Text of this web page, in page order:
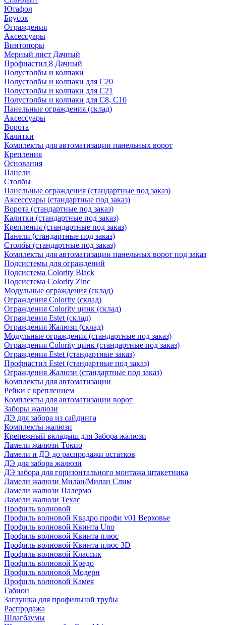
Ютафол
Брусок
Ограждения
Аксессуары
Винтопоры
Мерный лист Дачный
Профнастил 8 Дачный
Полустолбы и колпаки
Полустолбы и колпаки для С20
Полустолбы и колпаки для С21
Полустолбы и колпаки для С8, С10
Панельные ограждения (склад)
Аксессуары
Ворота
Калитки
Комплекты для автоматизации панельных ворот
Крепления
Основания
Панели
Столбы
Панельные ограждения (стандартные под заказ)
Аксессуары (стандартные под заказ)
Ворота (стандартные под заказ)
Калитки (стандартные под заказ)
Крепления (стандартные под заказ)
Панели (стандартные под заказ)
Столбы (стандартные под заказ)
Комплекты для автоматизации панельных ворот под заказ
Подсистемы для ограждений
Подсистема Colority Black
Подсистема Colority Zinc
Модульные ограждения (склад)
Ограждения Colority (склад)
Ограждения Colority цинк (склад)
Ограждения Estet (склад)
Ограждения Жалюзи (склад)
Модульные ограждения (стандартные под заказ)
Ограждения Colority цинк (стандартные под заказ)
Ограждения Estet (стандартные заказ)
Профнастил Estet (стандартные под заказ)
Ограждения Жалюзи (стандартные под заказ)
Комплекты для автоматизации
Рейки с креплением
Комплекты для автоматизации ворот
Заборы жалюзи
ДЭ для забора из сайдинга
Комплекты жалюзи
Крепежный вкладыш для Забора жалюзи
Ламели жалюзи Токио
Ламели и ДЭ до распродажи остатков
ДЭ для забора жалюзи
ДЭ забора для горизонтального монтажа штакетника
Ламели жалюзи Милан/Милан Слим
Ламели жалюзи Палермо
Ламели жалюзи Техас
Профиль волновой
Профиль волновой Квадро профи v01 Верховье
Профиль волновой Квинта Uno
Профиль волновой Квинта плюс
Профиль волновой Квинта плюс 3D
Профиль волновой Классик
Профиль волновой Кредо
Профиль волновой Модерн
Профиль волновой Камея
Габион
Заглушка для профильной трубы
Распродажа
Шлагбаумы